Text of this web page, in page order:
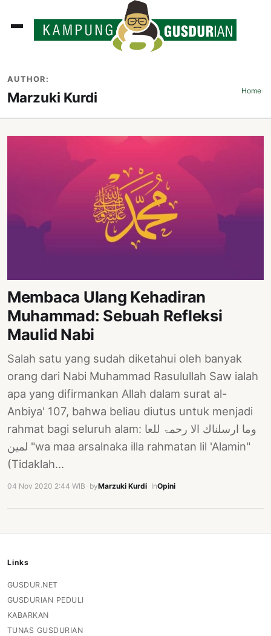
AUTHOR:
Marzuki Kurdi Home›
Membaca Ulang Kehadiran
Muhammad: Sebuah Refleksi
Maulid Nabi
Salah satu yang sudah diketahui oleh banyak
orang dari Nabi Muhammad Rasulullah Saw ialah
apa yang difirmankan Allah dalam surat al-
Anbiya' 107, bahwa beliau diutus untuk menjadi
rahmat bagi seluruh alam: وما ارسلناك الا رحمۃ للعا
لمين "wa maa arsalnaka illa rahmatan lil 'Alamin"
(Tidaklah…
04 Nov 2020 2:44 WIB byMarzuki Kurdi InOpini
Links
GUSDUR.NET
GUSDURIAN PEDULI
KABARKAN
TUNAS GUSDURIAN